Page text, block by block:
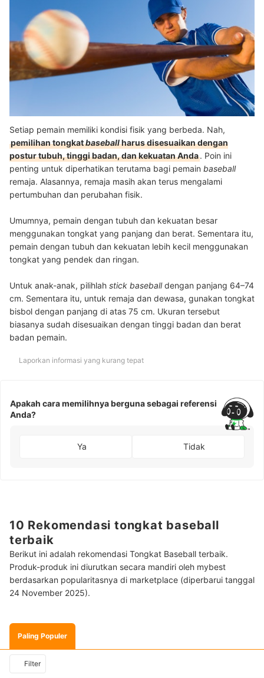
Setiap pemain memiliki kondisi fisik yang berbeda. Nah,
pemilihan tongkatbaseballharus disesuaikan dengan
postur tubuh, tinggi badan, dan kekuatan Anda. Poin ini
penting untuk diperhatikan terutama bagi pemain baseball
remaja. Alasannya, remaja masih akan terus mengalami
pertumbuhan dan perubahan fisik.
Umumnya, pemain dengan tubuh dan kekuatan besar
menggunakan tongkat yang panjang dan berat. Sementara itu,
pemain dengan tubuh dan kekuatan lebih kecil menggunakan
tongkat yang pendek dan ringan.
Untuk anak-anak, pilihlah stick baseballdengan panjang 64–74
cm. Sementara itu, untuk remaja dan dewasa, gunakan tongkat
bisbol dengan panjang di atas 75 cm. Ukuran tersebut
biasanya sudah disesuaikan dengan tinggi badan dan berat
badan pemain.
Laporkan informasi yang kurang tepat
Apakah cara memilihnya berguna sebagai referensi
Anda?
Ya Tidak
10 Rekomendasi tongkat baseball
terbaik
Berikut ini adalah rekomendasi Tongkat Baseball terbaik.
Produk-produk ini diurutkan secara mandiri oleh mybest
berdasarkan popularitasnya di marketplace (diperbarui tanggal
24 November 2025).
Paling Populer
Filter